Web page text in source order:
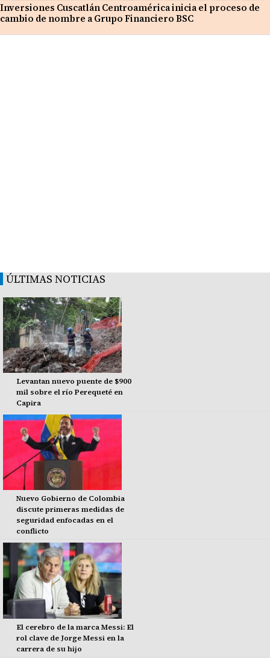
Inversiones Cuscatlán Centroamérica inicia el proceso de
cambio de nombre a Grupo Financiero BSC
ÚLTIMAS NOTICIAS
Levantan nuevo puente de $900
mil sobre el río Perequeté en
Capira
Nuevo Gobierno de Colombia
discute primeras medidas de
seguridad enfocadas en el
conflicto
El cerebro de la marca Messi: El
rol clave de Jorge Messi en la
carrera de su hijo